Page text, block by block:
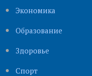
Экономика
Образование
Здоровье
Cпорт